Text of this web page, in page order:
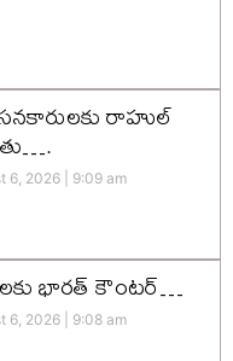
రాహుల్
6, 2026 9:09 am
భారత్ కౌంటర్…
6, 2026 9:08 am